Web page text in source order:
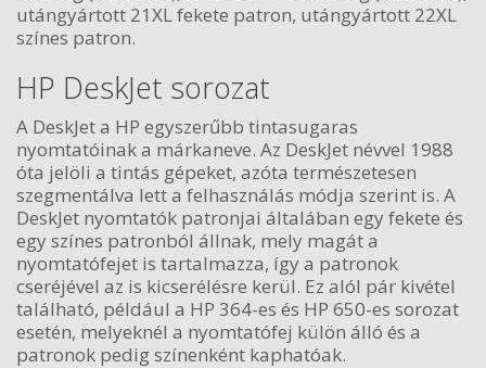
utángyártott 21XL fekete patron, utángyártott 22XL
színes patron.
HP DeskJet sorozat
A DeskJet a HP egyszerűbb tintasugaras
nyomtatóinak a márkaneve. Az DeskJet névvel 1988
óta jelöli a tintás gépeket, azóta természetesen
szegmentálva lett a felhasználás módja szerint is. A
DeskJet nyomtatók patronjai általában egy fekete és
egy színes patronból állnak, mely magát a
nyomtatófejet is tartalmazza, így a patronok
cseréjével az is kicserélésre kerül. Ez alól pár kivétel
található, például a HP 364-es és HP 650-es sorozat
esetén, melyeknél a nyomtatófej külön álló és a
patronok pedig színenként kaphatóak.